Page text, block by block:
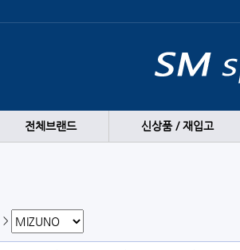
전체브랜드 신상품 / 재입고
>